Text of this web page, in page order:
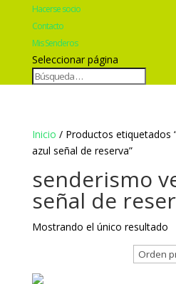
Hacerse socio
Contacto
Mis Senderos
Seleccionar página
Inicio / Productos etiquetados
azul señal de reserva”
senderismo
señal de
Mostrando el único resultado